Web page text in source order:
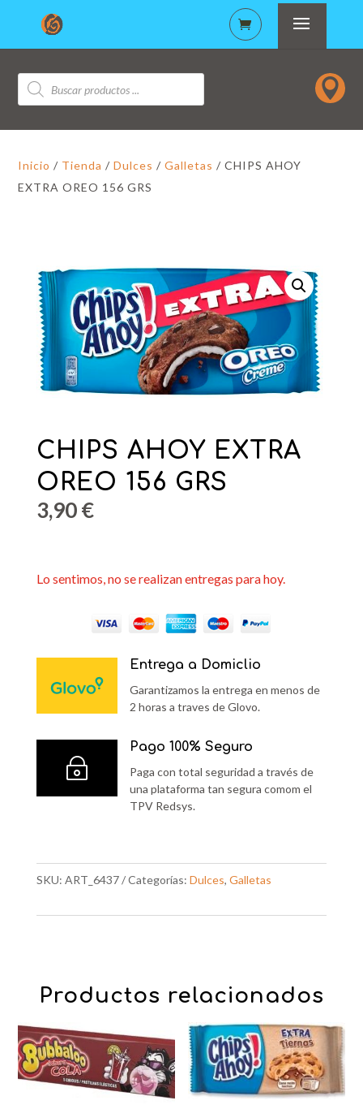
Búsqueda
de
productos

Inicio / Tienda /Dulces /Galletas / CHIPS AHOY
EXTRA OREO 156 GRS
CHIPS AHOY EXTRA
OREO 156 GRS
3,90€
Lo sentimos, no se realizan entregas para hoy.
Entrega a Domiclio
Garantizamos la entrega en menos de
2 horas a traves de Glovo.
~
Pago 100% Seguro
Paga con total seguridad a través de
una plataforma tan segura comom el
TPV Redsys.
SKU: ART_6437 Categorías: Dulces, Galletas
Productos relacionados